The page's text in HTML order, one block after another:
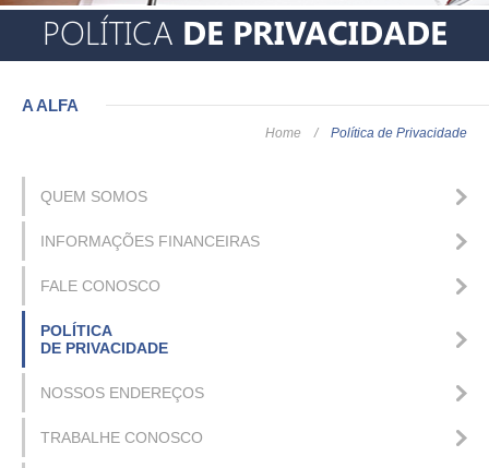
POLÍTICA DE PRIVACIDADE
A ALFA
Home / Política de Privacidade
QUEM SOMOS
INFORMAÇÕES FINANCEIRAS
FALE CONOSCO
POLÍTICA
DE PRIVACIDADE
NOSSOS ENDEREÇOS
TRABALHE CONOSCO